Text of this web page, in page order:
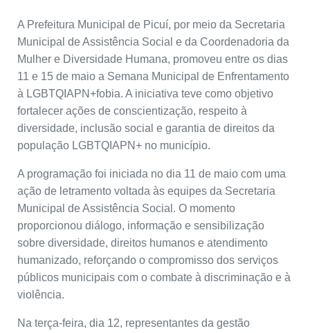
A Prefeitura Municipal de Picuí, por meio da Secretaria
Municipal de Assistência Social e da Coordenadoria da
Mulher e Diversidade Humana, promoveu entre os dias
11 e 15 de maio a Semana Municipal de Enfrentamento
à LGBTQIAPN+fobia. A iniciativa teve como objetivo
fortalecer ações de conscientização, respeito à
diversidade, inclusão social e garantia de direitos da
população LGBTQIAPN+ no município.
A programação foi iniciada no dia 11 de maio com uma
ação de letramento voltada às equipes da Secretaria
Municipal de Assistência Social. O momento
proporcionou diálogo, informação e sensibilização
sobre diversidade, direitos humanos e atendimento
humanizado, reforçando o compromisso dos serviços
públicos municipais com o combate à discriminação e à
violência.
Na terça-feira, dia 12, representantes da gestão